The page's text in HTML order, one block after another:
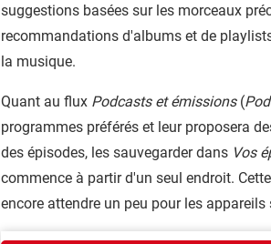
suggestions basées sur les morceaux
recommandations d'albums et de
la musique.
Quant au flux Podcasts et émissions (
programmes préférés et leur proposera
des épisodes, les sauvegarder dans Vos
commence à partir d'un seul endroit.
encore attendre un peu pour les appareils